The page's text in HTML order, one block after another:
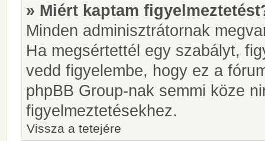
» Miért kaptam
Minden adminisztrátornak
Ha megsértettél egy szabályt,
vedd figyelembe, hogy ez a
phpBB Group-nak semmi köze
figyelmeztetésekhez.
Vissza a tetejére